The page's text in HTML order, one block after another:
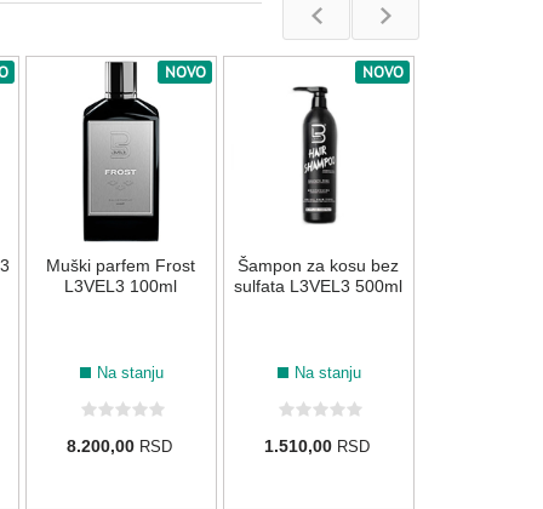
NOVO
Muški parfem Frost
L3VEL3 100ml
Na stanju
8.200,00 RSD
NOVO
Šampon za kosu bez
sulfata L3VEL3 500ml
Na stanju
1.510,00 RSD